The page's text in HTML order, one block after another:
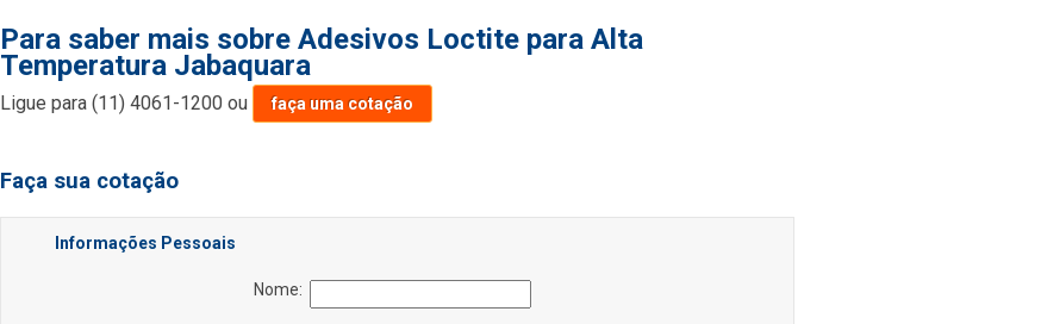
Para saber mais sobre Adesivos Loctite para Alta
Temperatura Jabaquara
Ligue para(11) 4061-1200 ou faça uma cotação
Faça sua cotação
Informações Pessoais
Nome: